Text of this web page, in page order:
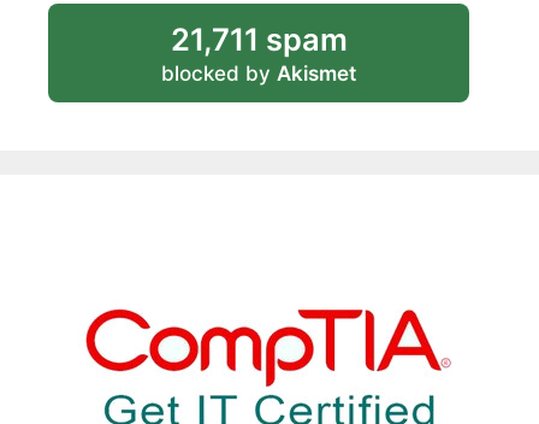
21,711 spam
blocked by Akismet